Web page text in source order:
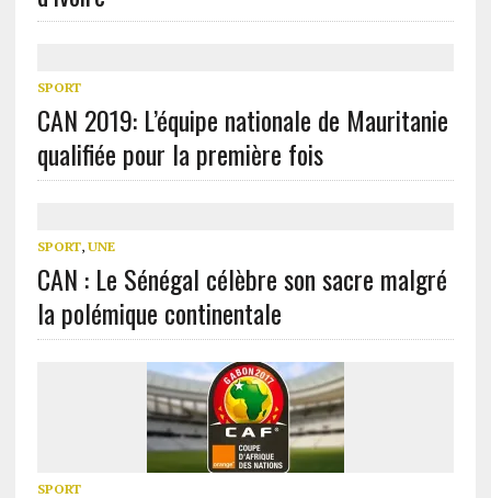
SPORT
CAN 2019: L’équipe nationale de Mauritanie
qualifiée pour la première fois
SPORT, UNE
CAN : Le Sénégal célèbre son sacre malgré
la polémique continentale
SPORT